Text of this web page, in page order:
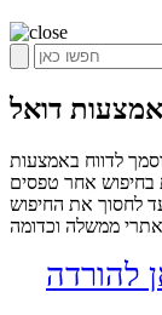
דואל
לדווח באמצעות
בחיפוש אחר טפסים
לחסוך את החיפוש
ממשלה וכדומה
להורדה